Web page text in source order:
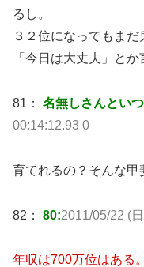
るし。
３２位になってもま
「今日は大丈夫」と
81： 名無しさんとい
00:14:12.93 0
育てれるの？そんな甲
82： 80:2011/05/22 (
年収は700万位はある